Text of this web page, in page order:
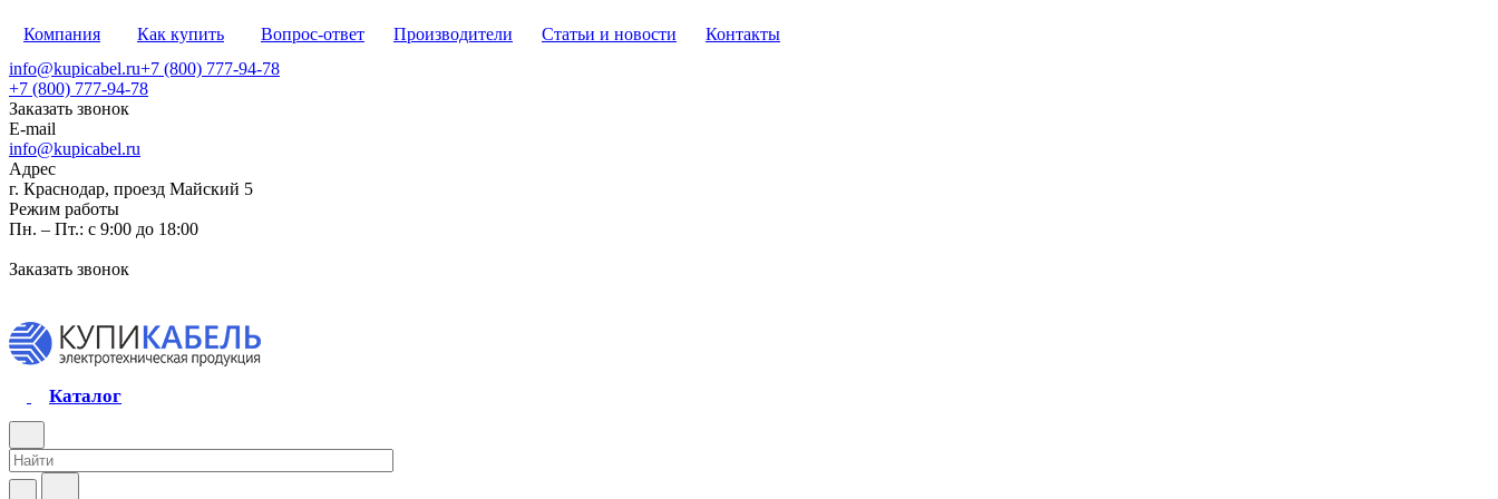
Компания Как купить Вопрос-ответ Производители Статьи и новости
Контакты
info@kupicabel.ru+7 (800) 777-94-78
+7 (800) 777-94-78
Заказать звонок
E-mail
info@kupicabel.ru
Адрес
г. Краснодар, проезд Майский 5
Режим работы
Пн. – Пт.: с 9:00 до 18:00
Заказать звонок
Каталог